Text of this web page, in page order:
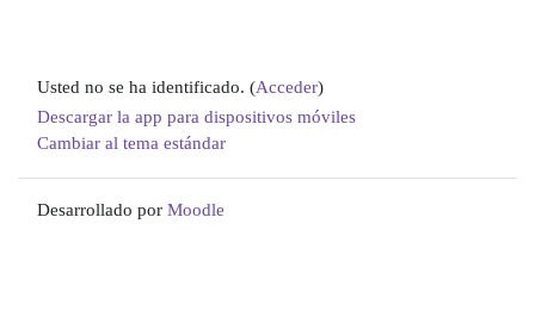
Usted no se ha identificado. (Acceder)
Descargar la app para dispositivos móviles
Cambiar al tema estándar
Desarrollado por Moodle